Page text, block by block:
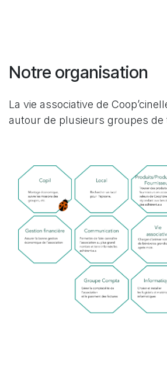
Notre organisation
La vie associative de
autour de plusieurs groupes de